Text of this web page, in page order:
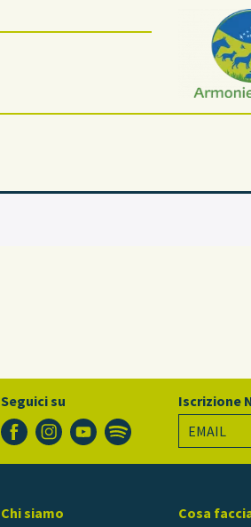
Seguici su Iscrizione
Chi siamo
Cosa